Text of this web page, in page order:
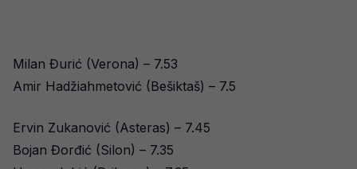
Milan Đurić (Verona) – 7.53
Amir Hadžiahmetović (Bešiktaš) – 7.5
Ervin Zukanović (Asteras) – 7.45
Bojan Đorđić (Silon) – 7.35